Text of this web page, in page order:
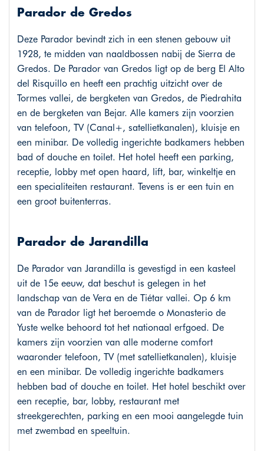
Parador de Gredos
Deze Parador bevindt zich in een stenen gebouw uit
1928, te midden van naaldbossen nabij de Sierra de
Gredos. De Parador van Gredos ligt op de berg El Alto
del Risquillo en heeft een prachtig uitzicht over de
Tormes vallei, de bergketen van Gredos, de Piedrahita
en de bergketen van Bejar. Alle kamers zijn voorzien
van telefoon, TV (Canal+, satellietkanalen), kluisje en
een minibar. De volledig ingerichte badkamers hebben
bad of douche en toilet. Het hotel heeft een parking,
receptie, lobby met open haard, lift, bar, winkeltje en
een specialiteiten restaurant. Tevens is er een tuin en
een groot buitenterras.
Parador de Jarandilla
De Parador van Jarandilla is gevestigd in een kasteel
uit de 15e eeuw, dat beschut is gelegen in het
landschap van de Vera en de Tiétar vallei. Op 6 km
van de Parador ligt het beroemde o Monasterio de
Yuste welke behoord tot het nationaal erfgoed. De
kamers zijn voorzien van alle moderne comfort
waaronder telefoon, TV (met satellietkanalen), kluisje
en een minibar. De volledig ingerichte badkamers
hebben bad of douche en toilet. Het hotel beschikt over
een receptie, bar, lobby, restaurant met
streekgerechten, parking en een mooi aangelegde tuin
met zwembad en speeltuin.